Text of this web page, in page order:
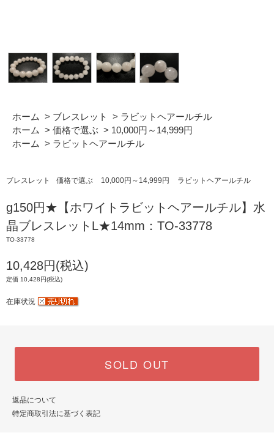
ホーム > ブレスレット > ラビットヘアールチル
ホーム > 価格で選ぶ > 10,000円～14,999円
ホーム > ラビットヘアールチル
ブレスレット 価格で選ぶ 10,000円～14,999円 ラビットヘアールチル
g150円★【ホワイトラビットヘアールチル】水
晶ブレスレットL★14mm：TO-33778
TO-33778
10,428円(税込)
定価 10,428円(税込)
在庫状況
SOLD OUT
返品について
特定商取引法に基づく表記